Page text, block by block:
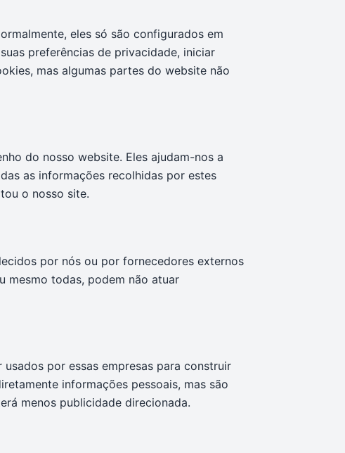
eles só são configurados em
preferências de privacidade, iniciar
mas algumas partes do website não
do nosso website. Eles ajudam-nos a
as informações recolhidas por estes
o nosso site.
por nós ou por fornecedores externos
mesmo todas, podem não atuar
por essas empresas para construir
informações pessoais, mas são
menos publicidade direcionada.